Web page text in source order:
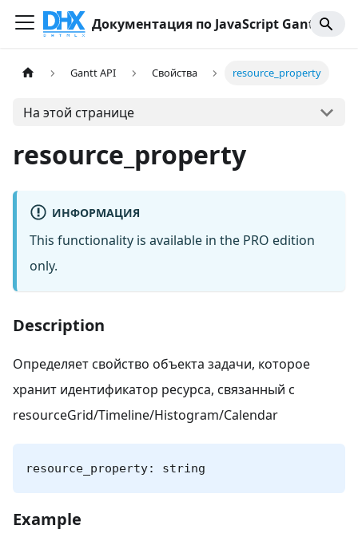
Документация по JavaScript Gantt
Gantt API Свойства resource_property
На этой странице
resource_property
ИНФОРМАЦИЯ
This functionality is available in the PRO edition
only.
Description
Определяет свойство объекта задачи, которое
хранит идентификатор ресурса, связанный с
resourceGrid/Timeline/Histogram/Calendar
resource_property: string
Example